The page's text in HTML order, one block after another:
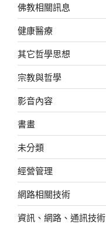
佛教相關訊息
健康醫療
其它哲學思想
宗教與哲學
影音內容
書畫
未分類
經營管理
網路相關技術
資訊、網路、通訊技術